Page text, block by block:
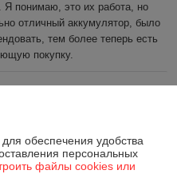
Я понимаю, это их работа, но
отличный аккумулятор, было
тем более теперь есть
покупку.
отзывы
обеспечения удобства
персональных
файлы cookies или